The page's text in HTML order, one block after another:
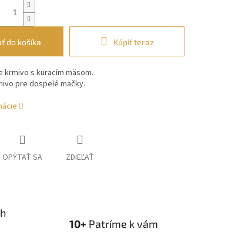
do košíka Kúpiť teraz
krmivo s kuracím mäsom.
pre dospelé mačky.
OPÝTAŤ SA ZDIEĽAŤ
10+ Patríme k vám